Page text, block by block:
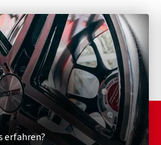
erfahren?